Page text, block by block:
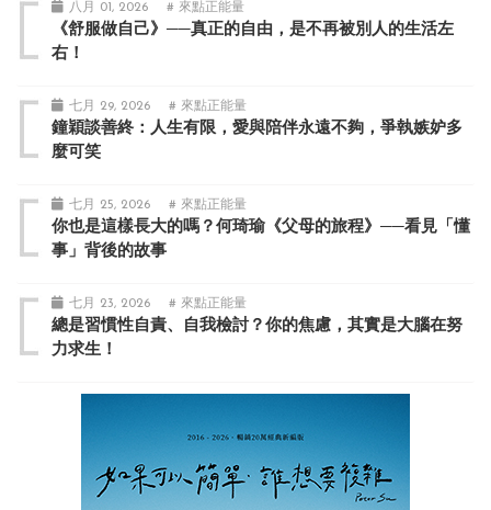
八月 01, 2026 # 來點正能量
《舒服做自己》──真正的自由，是不再被別人的生活左
右！
七月 29, 2026 # 來點正能量
鐘穎談善終：人生有限，愛與陪伴永遠不夠，爭執嫉妒多
麼可笑
七月 25, 2026 # 來點正能量
你也是這樣長大的嗎？何琦瑜《父母的旅程》──看見「懂
事」背後的故事
七月 23, 2026 # 來點正能量
總是習慣性自責、自我檢討？你的焦慮，其實是大腦在努
力求生！